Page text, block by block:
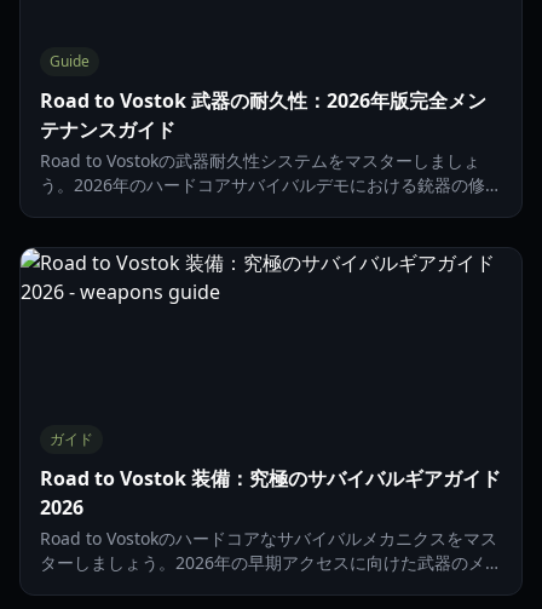
Guide
Road to Vostok 武器の耐久性：2026年版完全メン
テナンスガイド
Road to Vostokの武器耐久性システムをマスターしましょ
う。2026年のハードコアサバイバルデモにおける銃器の修理
ガイド
Road to Vostok 装備：究極のサバイバルギアガイド
2026
Road to Vostokのハードコアなサバイバルメカニクスをマス
ターしましょう。2026年の早期アクセスに向けた武器のメン